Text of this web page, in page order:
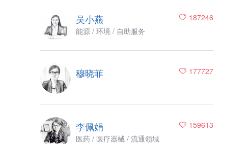
187246
吴小燕
能源 / 环境 / 自助服务
177727
穆晓菲
159613
李佩娟
医药 / 医疗器械 / 流通领域